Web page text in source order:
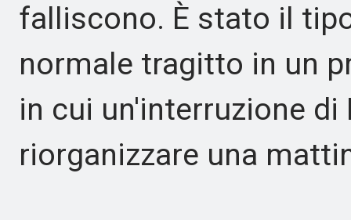
falliscono. È stato il
normale tragitto in un
in cui un'interruzione
riorganizzare una